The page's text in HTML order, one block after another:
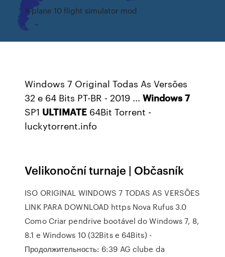
X-plane 10 flight simulator mod
Windows 7 Original Todas As Versões
32 e 64 Bits PT-BR - 2019 ...Windows 7
SP1 ULTIMATE 64Bit Torrent -
luckytorrent.info
Velikonoční turnaje | Občasník
ISO ORIGINAL WINDOWS 7 TODAS AS VERSÕES
LINK PARA DOWNLOAD https Nova Rufus 3.0
Como Criar pendrive bootável do Windows 7, 8,
8.1 e Windows 10 (32Bits e 64Bits) -
Продолжительность: 6:39 AG clube da